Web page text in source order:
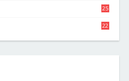
25
22